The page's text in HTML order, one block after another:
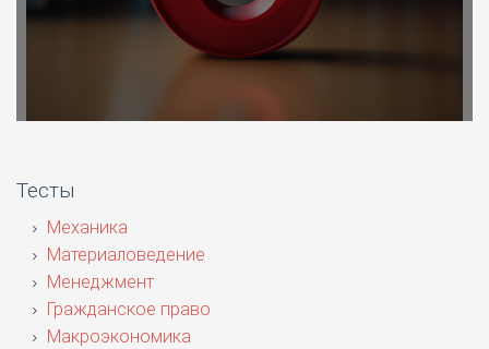
Тесты
Механика
Материаловедение
Менеджмент
Гражданское право
Макроэкономика